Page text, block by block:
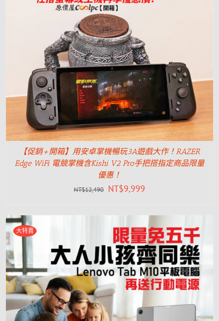
【促銷+開箱】用安卓掌機暢玩3A遊戲大作！RAZER
Edge WiFi 電競掌機含Kishi V2 Pro手把搭指定商品限量
優惠！
NT$12,490 NT$9,999
大特賣